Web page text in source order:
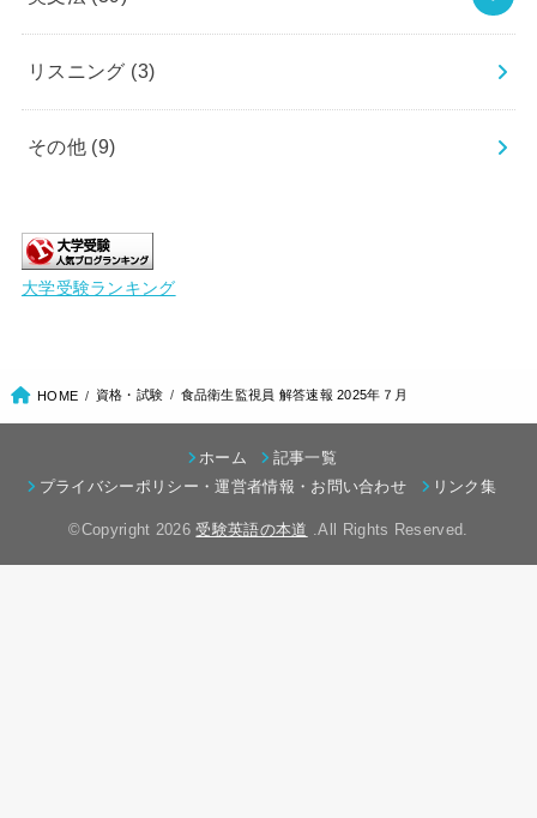
リスニング (3)
その他 (9)
大学受験ランキング
HOME 資格・試験 食品衛生監視員 解答速報 2025年７月
ホーム
記事一覧
プライバシーポリシー・運営者情報・お問い合わせ
リンク集
©Copyright 2026受験英語の本道 .All Rights Reserved.